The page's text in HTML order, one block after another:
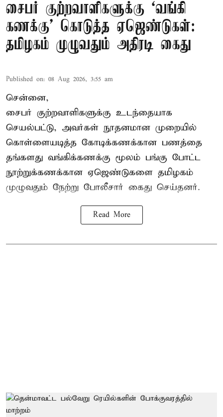
சைபர் குற்றவாளிகளுக்கு ‘வங்கி
கணக்கு’ கொடுத்த ஏஜெண்டுகள்:
தமிழகம் முழுவதும் அதிரடி கைது
Published on: 08 Aug 2026, 3:55 am
சென்னை,
சைபர் குற்றவாளிகளுக்கு உடந்தையாக
செயல்பட்டு, அவர்கள் நூதனமான முறையில்
கொள்ளையடித்த கோடிக்கணக்கான பணத்தை
தங்களது வங்கிக்கணக்கு மூலம் பங்கு போட்ட
நூற்றுக்கணக்கான ஏஜெண்டுகளை தமிழகம்
முழுவதும் நேற்று போலீசார் கைது செய்தனர்.
Read More